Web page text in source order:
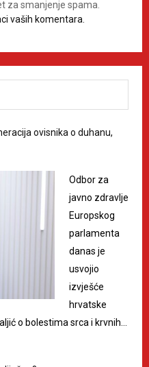
za smanjenje spama.
vaših komentara.
ovisnika o duhanu,
Odbor za
javno zdravlje
Europskog
parlamenta
danas je
usvojio
izvješće
hrvatske
o bolestima srca i krvnih…